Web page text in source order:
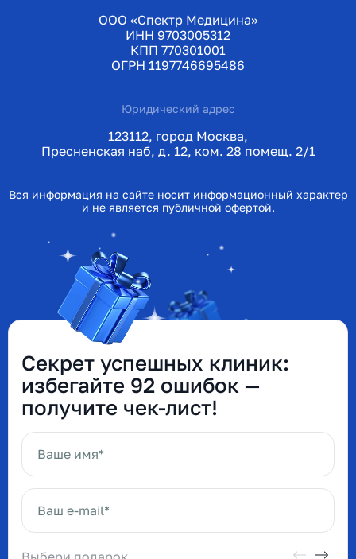
ООО «Спектр Медицина»
ИНН 9703005312
КПП 770301001
ОГРН 1197746695486
Юридический адрес
123112, город Москва,
Пресненская наб, д. 12, ком. 28 помещ. 2/1
Вся информация на сайте носит информационный характер
и не является публичной офертой.
Секрет успешных клиник:
избегайте 92 ошибок —
получите чек-лист!